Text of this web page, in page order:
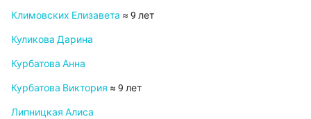
Климовских Елизавета ≈ 9 лет
Куликова Дарина
Курбатова Анна
Курбатова Виктория ≈ 9 лет
Липницкая Алиса